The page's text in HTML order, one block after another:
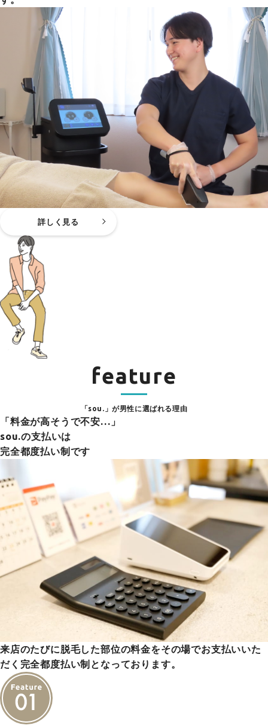
詳しく見る
feature
「sou.」が男性に選ばれる理由
「料金が高そうで不安…」
sou.の支払いは
完全都度払い制です
来店のたびに脱毛した部位の料金をその場でお支払いいた
だく完全都度払い制となっております。